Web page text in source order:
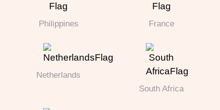
Philippines France
Netherlands
South Africa